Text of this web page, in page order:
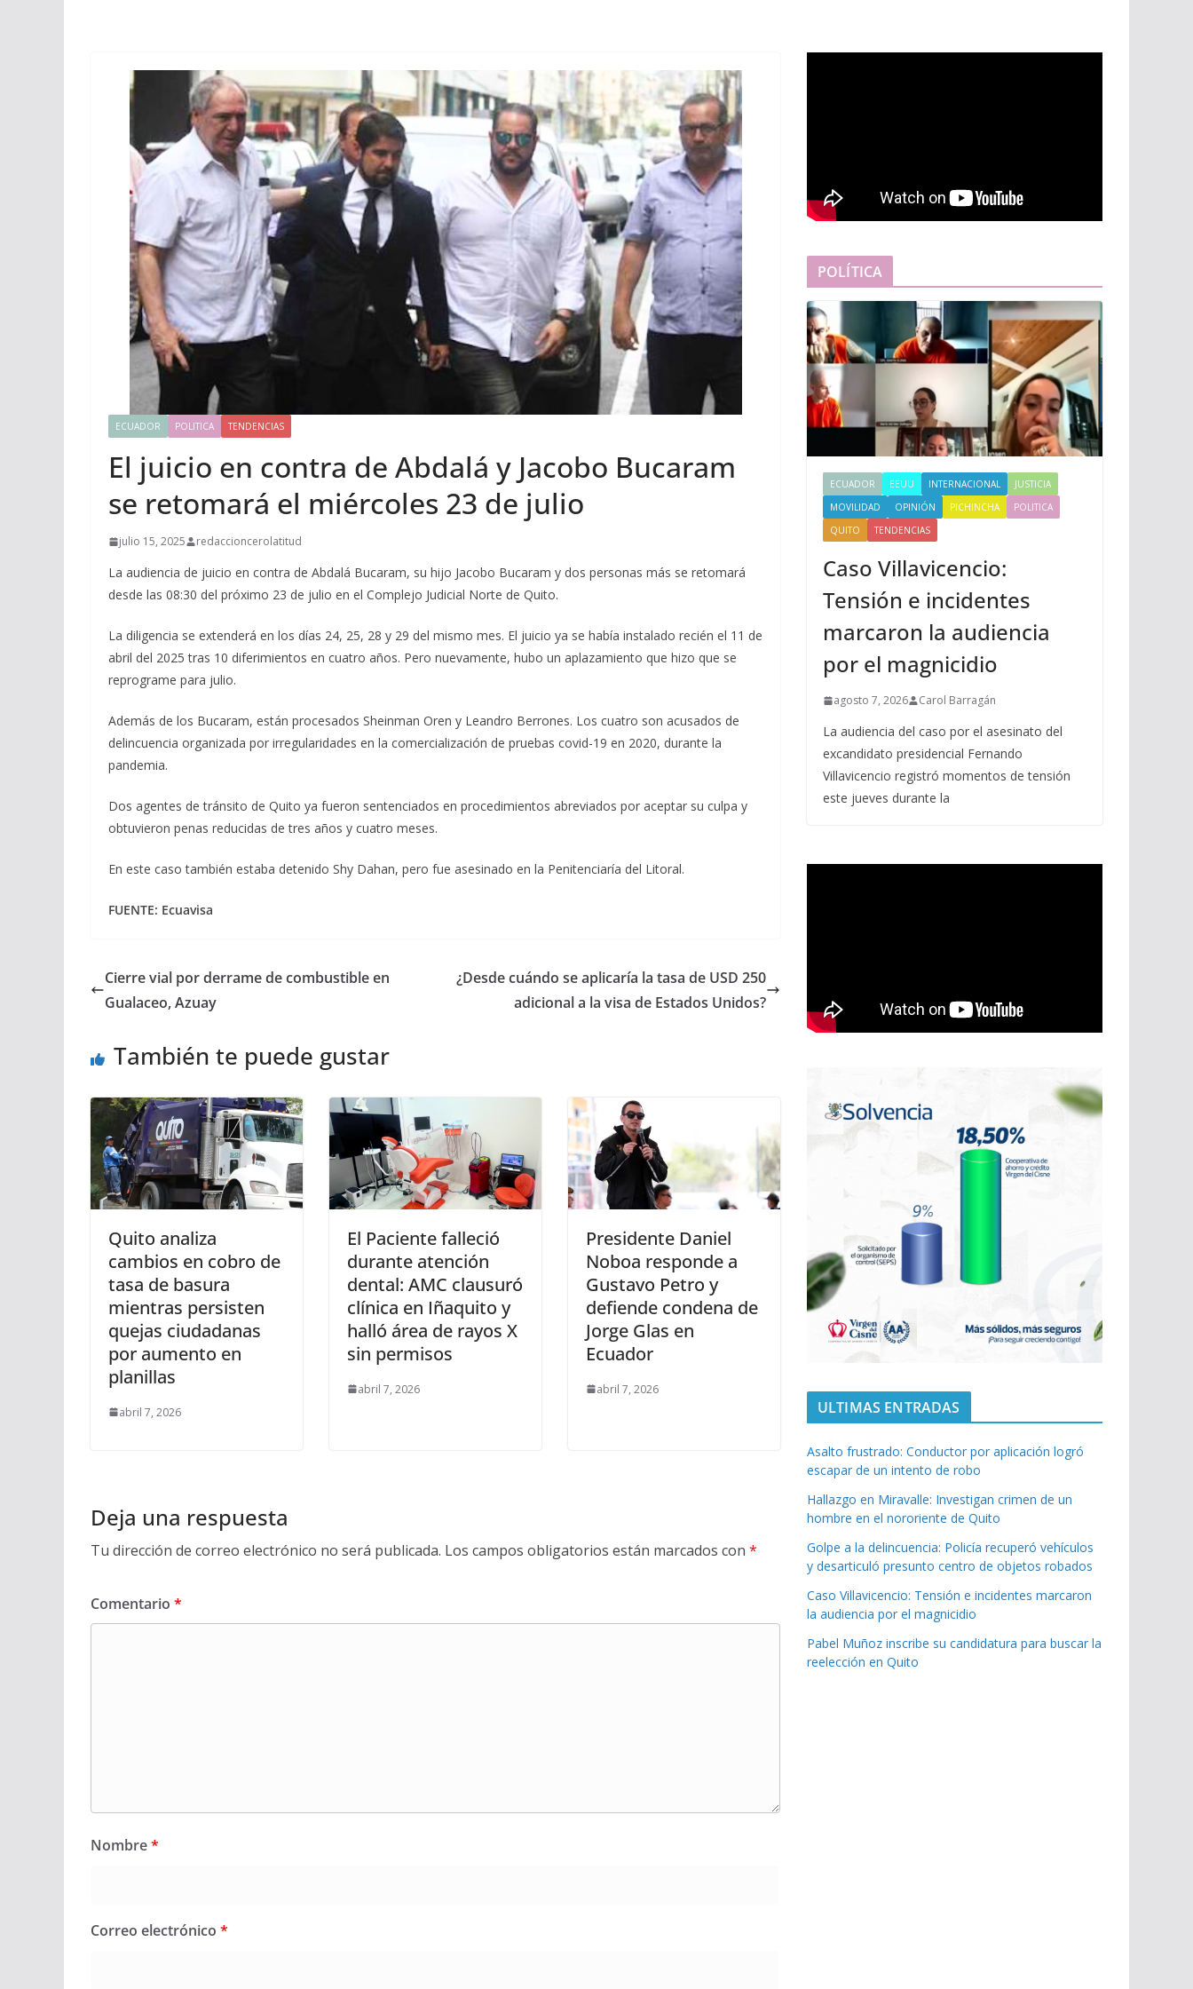
ECUADOR POLITICA TENDENCIAS
El juicio en contra de Abdalá y Jacobo Bucaram
se retomará el miércoles 23 de julio
julio 15, 2025 redaccioncerolatitud
La audiencia de juicio en contra de Abdalá Bucaram, su hijo Jacobo Bucaram y dos personas más se retomará
desde las 08:30 del próximo 23 de julio en el Complejo Judicial Norte de Quito.
La diligencia se extenderá en los días 24, 25, 28 y 29 del mismo mes. El juicio ya se había instalado recién el 11 de
abril del 2025 tras 10 diferimientos en cuatro años. Pero nuevamente, hubo un aplazamiento que hizo que se
reprograme para julio.
Además de los Bucaram, están procesados Sheinman Oren y Leandro Berrones. Los cuatro son acusados de
delincuencia organizada por irregularidades en la comercialización de pruebas covid-19 en 2020, durante la
pandemia.
Dos agentes de tránsito de Quito ya fueron sentenciados en procedimientos abreviados por aceptar su culpa y
obtuvieron penas reducidas de tres años y cuatro meses.
En este caso también estaba detenido Shy Dahan, pero fue asesinado en la Penitenciaría del Litoral.
FUENTE: Ecuavisa
Cierre vial por derrame de combustible en
Gualaceo, Azuay
¿Desde cuándo se aplicaría la tasa de USD 250
adicional a la visa de Estados Unidos?
También te puede gustar
Quito analiza
cambios en cobro de
tasa de basura
mientras persisten
quejas ciudadanas
por aumento en
planillas
abril 7, 2026
El Paciente falleció
durante atención
dental: AMC clausuró
clínica en Iñaquito y
halló área de rayos X
sin permisos
abril 7, 2026
Presidente Daniel
Noboa responde a
Gustavo Petro y
defiende condena de
Jorge Glas en
Ecuador
abril 7, 2026
Deja una respuesta
Tu dirección de correo electrónico no será publicada. Los campos obligatorios están marcados con *
Comentario *
Nombre*
Correo electrónico *
POLÍTICA
ECUADOR EEUU INTERNACIONAL
JUSTICIA
MOVILIDAD
OPINIÓN PICHINCHA
POLITICA
QUITO
TENDENCIAS
Caso Villavicencio:
Tensión e incidentes
marcaron la audiencia
por el magnicidio
agosto 7, 2026 Carol Barragán
La audiencia del caso por el asesinato del
excandidato presidencial Fernando
Villavicencio registró momentos de tensión
este jueves durante la
ULTIMAS ENTRADAS
Asalto frustrado: Conductor por aplicación logró
escapar de un intento de robo
Hallazgo en Miravalle: Investigan crimen de un
hombre en el nororiente de Quito
Golpe a la delincuencia: Policía recuperó vehículos
y desarticuló presunto centro de objetos robados
Caso Villavicencio: Tensión e incidentes marcaron
la audiencia por el magnicidio
Pabel Muñoz inscribe su candidatura para buscar la
reelección en Quito